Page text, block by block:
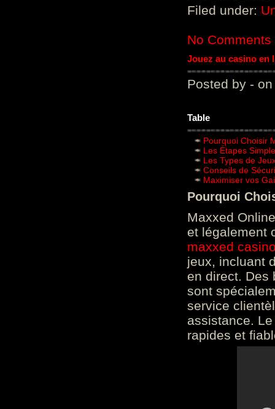
Filed under:
No Comments
Jouez au casino en
Posted by - on
Table
Pourquoi Choisir
Les Étapes
Les Types de
Conseils de
Maximiser vos
Pourquoi
Maxxed
et légalement
maxxed
jeux, incluant
en direct. Des
sont
service
assistance.
rapides et